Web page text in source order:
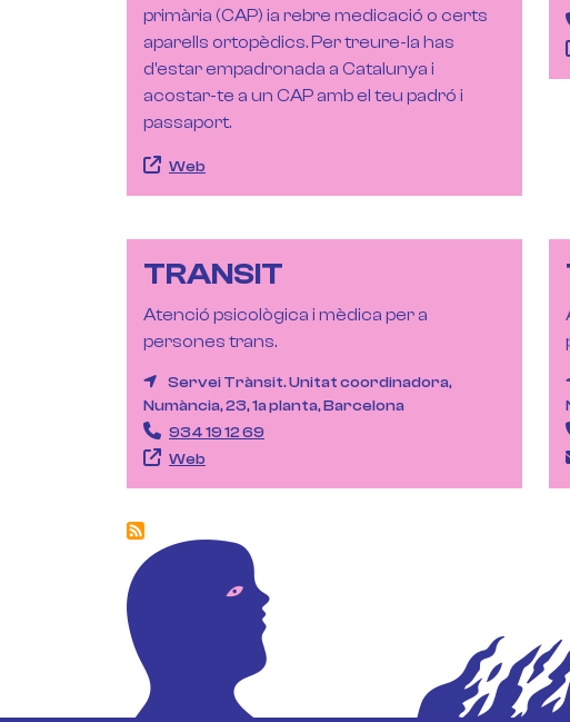
primària (CAP) ia rebre medicació o certs
aparells ortopèdics. Per treure-la has
d'estar empadronada a Catalunya i
acostar-te a un CAP amb el teu padró i
passaport.
Web
TRANSIT
Atenció psicològica i mèdica per a
persones trans.
Servei Trànsit. Unitat coordinadora,
Numància, 23, 1a planta, Barcelona
934 19 12 69
Web